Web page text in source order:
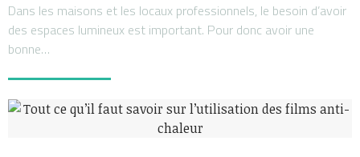
Dans les maisons et les locaux professionnels, le besoin d’avoir
des espaces lumineux est important. Pour donc avoir une
bonne…